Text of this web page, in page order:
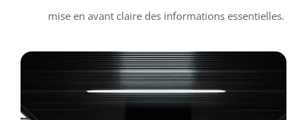
mise en avant claire des informations essentielles.